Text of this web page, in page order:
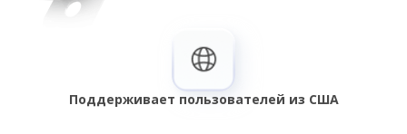
Поддерживает пользователей из США